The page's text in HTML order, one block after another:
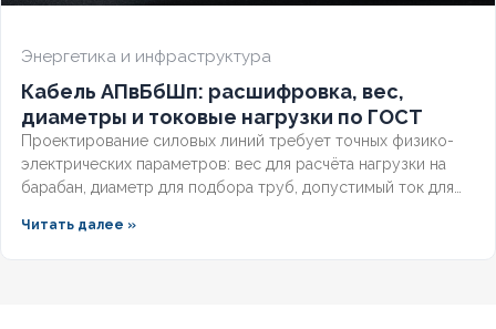
Энергетика и инфраструктура
Кабель АПвБбШп: расшифровка, вес,
диаметры и токовые нагрузки по ГОСТ
Проектирование силовых линий требует точных физико-
электрических параметров: вес для расчёта нагрузки на
барабан, диаметр для подбора труб, допустимый ток для
алюминиевых бронированных кабелей с изоляцией из
Читать далее »